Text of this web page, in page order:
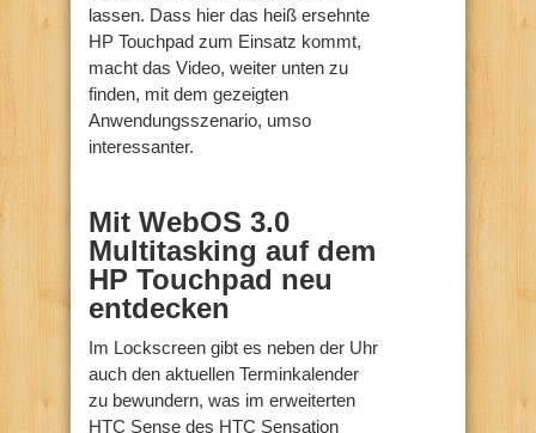
lassen. Dass hier das heiß ersehnte
HP Touchpad zum Einsatz kommt,
macht das Video, weiter unten zu
finden, mit dem gezeigten
Anwendungsszenario, umso
interessanter.
Mit WebOS 3.0
Multitasking auf dem
HP Touchpad neu
entdecken
Im Lockscreen gibt es neben der Uhr
auch den aktuellen Terminkalender
zu bewundern, was im erweiterten
HTC Sense des HTC Sensation